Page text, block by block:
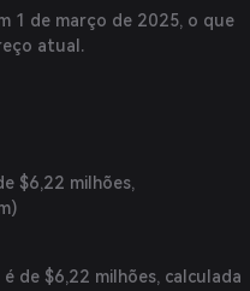
1 de março de 2025, o que
atual.
$6,22 milhões,
)
de $6,22 milhões, calculada